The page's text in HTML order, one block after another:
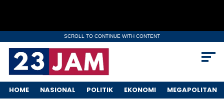
SCROLL TO CONTINUE WITH CONTENT
HOME NASIONAL POLITIK EKONOMI MEGAPOLITAN